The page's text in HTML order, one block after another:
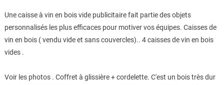
Une caisse à vin en bois vide publicitaire fait partie des objets
personnalisés les plus efficaces pour motiver vos équipes. Caisses de
vin en bois ( vendu vide et sans couvercles).. 4 caisses de vin en bois
vides .
Voir les photos . Coffret à glissière + cordelette. C'est un bois très dur